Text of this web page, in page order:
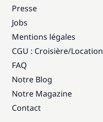
Presse
Jobs
Mentions légales
CGU : Croisière/Location
FAQ
Notre Blog
Notre Magazine
Contact